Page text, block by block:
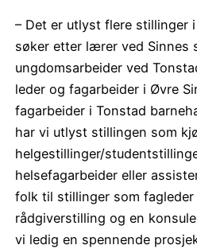
– Det er utlyst flere stillinger
søker etter lærer ved Sinnes
ungdomsarbeider ved
leder og fagarbeider i Øvre
fagarbeider i Tonstad
har vi utlyst stillingen som
helgestillinger/
helsefagarbeider eller
folk til stillinger som fagleder
rådgiverstilling og en
vi ledig en spennende